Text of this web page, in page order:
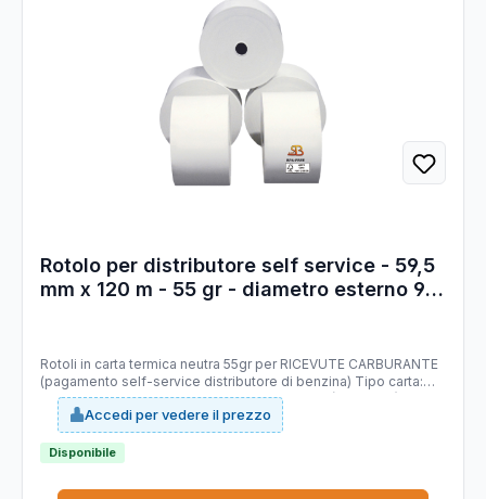
Rotolo per distributore self service - 59,5
mm x 120 m - 55 gr - diametro esterno 95
Rotoli in carta termica neutra 55gr per RICEVUTE CARBURANTE
(pagamento self-service distributore di benzina) Tipo carta:
termica Mitsubishi P5046 priva di bisfenolo A (BPA FREE),
stabilità immagine 10 anni, certificata FSC. Larghezza 59,5 mm.
Lunghezza 120 mt (+/-1%). Diametro esterno rotolo 95 mm.
Anima 12 mm. Grammatura 55g/m2 (+/-3%).
Accedi per vedere il prezzo
Disponibile